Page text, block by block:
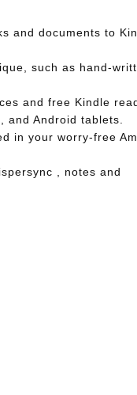
and documents to
such as hand-
and free Kindle
and Android tablets.
in your worry-free
, notes and